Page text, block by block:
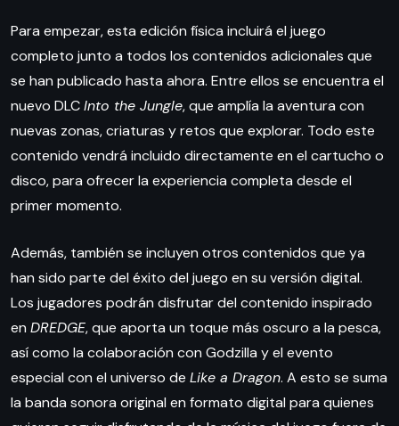
Para empezar, esta edición física incluirá el juego
completo junto a todos los contenidos adicionales que
se han publicado hasta ahora. Entre ellos se encuentra el
nuevo DLCInto the Jungle, que amplía la aventura con
nuevas zonas, criaturas y retos que explorar. Todo este
contenido vendrá incluido directamente en el cartucho o
disco, para ofrecer la experiencia completa desde el
primer momento.
Además, también se incluyen otros contenidos que ya
han sido parte del éxito del juego en su versión digital.
Los jugadores podrán disfrutar del contenido inspirado
en DREDGE, que aporta un toque más oscuro a la pesca,
así como la colaboración con Godzilla y el evento
especial con el universo de Like a Dragon. A esto se suma
la banda sonora original en formato digital para quienes